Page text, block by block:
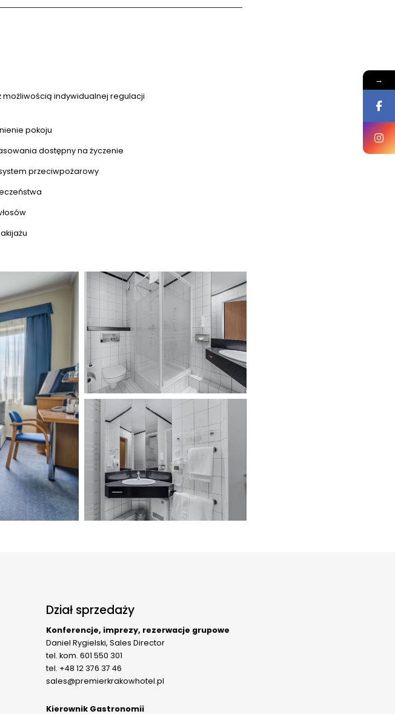
możliwością indywidualnej regulacji
pokoju
dostępny na życzenie
przeciwpożarowy
Dział sprzedaży
Konferencje, imprezy, rezerwacje grupowe
Daniel Rygielski, Sales Director
tel. kom. 601 550 301
tel. +48 12 376 37 46
sales@premierkrakowhotel.pl
Kierownik Gastronomii
→